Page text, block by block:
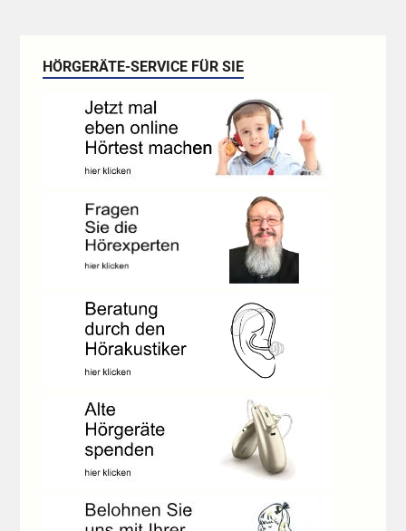
HÖRGERÄTE-SERVICE FÜR SIE